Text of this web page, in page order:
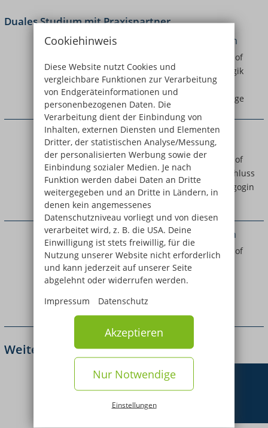
Cookiehinweis
Diese Website nutzt Cookies und
vergleichbare Funktionen zur Verarbeitung
von Endgeräteinformationen und
personenbezogenen Daten. Die
Verarbeitung dient der Einbindung von
Inhalten, externen Diensten und Elementen
Dritter, der statistischen Analyse/Messung,
der personalisierten Werbung sowie der
Einbindung sozialer Medien. Je nach
Funktion werden dabei Daten an Dritte
weitergegeben und an Dritte in Ländern, in
denen kein angemessenes
Datenschutzniveau vorliegt und von diesen
verarbeitet wird, z. B. die USA. Deine
Einwilligung ist stets freiwillig, für die
Nutzung unserer Website nicht erforderlich
und kann jederzeit auf unserer Seite
abgelehnt oder widerrufen werden.
Impressum
Datenschutz
Akzeptieren
Nur Notwendige
Einstellungen
Duales Studium mit Praxispartner
Heilpädagogik (B.A.) - Duales Studium
3-jähriges Duales Studium zum Bachelor of
Arts Heilpädagogik und Inklusive Pädagogik
(B.A.) inkl. Berufsabschluss als staatlich
anerkannte:r Heilpädagogin / Heilpädagoge
Kindheitspädagogik (B.A.) - Duales
Studium
3-jähriges Duales Studium zum Bachelor of
Arts Kindheitspädagogik inkl. Berufsabschluss
als staatlich anerkannte:r Kindheitspädagogin
/ Kindheitspädagoge
Soziale Arbeit (B.A.) – Duales Studium
3-jähriges Duales Studium zum Bachelor of
Arts Soziale Arbeit inkl. staatliche
Anerkennung als Sozialarbeiter /
Sozialpädagogin
Weitere Bildungsangebote
Ausbildung